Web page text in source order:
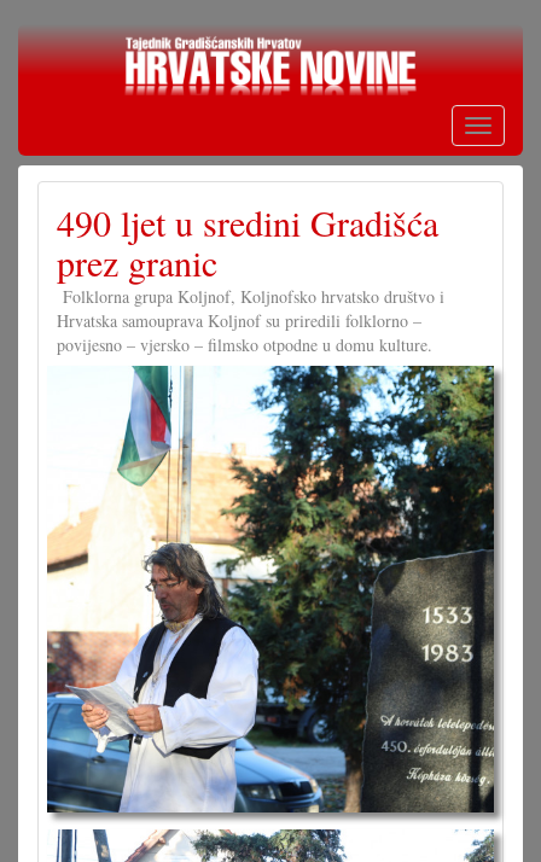
Skoči
Toggle
490 ljet u sredini Gradišća
prez granic
Folklorna grupa Koljnof, Koljnofsko hrvatsko društvo i
Hrvatska samouprava Koljnof su priredili folklorno –
povijesno – vjersko – filmsko otpodne u domu kulture.